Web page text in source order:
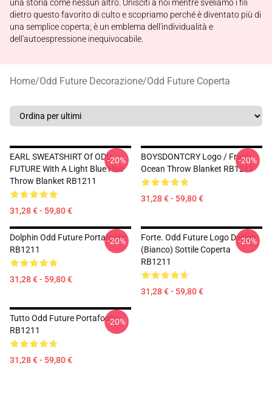
una storia come nessun altro. Unisciti a noi mentre sveliamo i fili
dietro questo favorito di culto e scopriamo perché è diventato più di
una semplice coperta; è un emblema dell'individualità e
dell'autoespressione inequivocabile.
Home/Odd Future Decorazione/Odd Future Coperta
EARL SWEATSHIRT Of ODD
FUTURE With A Light Blue Hue
Throw Blanket RB1211
31,28 € - 59,80 €
-20%
BOYSDONTCRY Logo / Frank
Ocean Throw Blanket RB1211
31,28 € - 59,80 €
-20%
Dolphin Odd Future Portafoglio
RB1211
31,28 € - 59,80 €
-20%
Forte. Odd Future Logo Design
(bianco) Sottile Coperta
RB1211
31,28 € - 59,80 €
-20%
Tutto Odd Future Portafoglio
RB1211
31,28 € - 59,80 €
-20%